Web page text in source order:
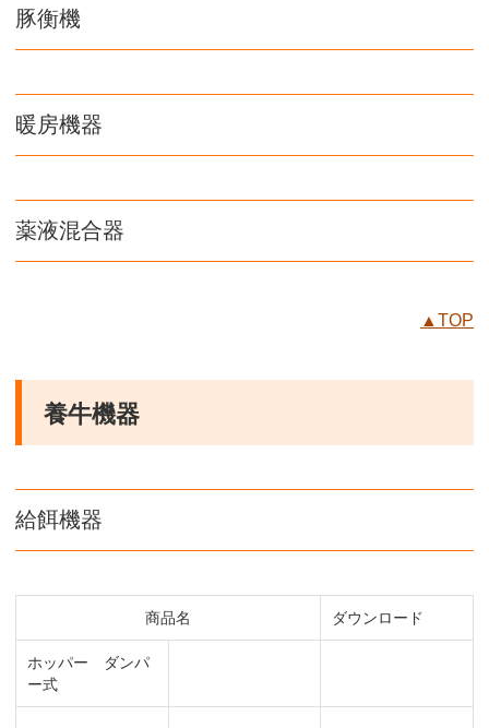
豚衡機
暖房機器
薬液混合器
▲TOP
養牛機器
給餌機器
商品名 ダウンロード
ホッパー ダンパ
ー式